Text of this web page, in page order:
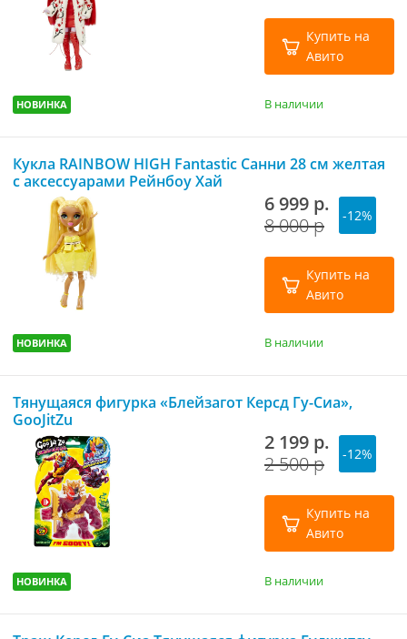
НОВИНКА
Купить на
Авито
В наличии
НОВИНКА
Кукла RAINBOW HIGH Fantastic Санни 28 см желтая
с аксессуарами Рейнбоу Хай
6 999 р.
8 000 р
-12%
Купить на
Авито
В наличии
НОВИНКА
Тянущаяся фигурка «Блейзагот Керсд Гу-Сиа»,
GooJitZu
2 199 р.
2 500 р
-12%
Купить на
Авито
В наличии